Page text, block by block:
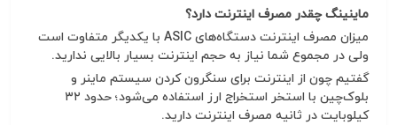
ماینینگ چقدر مصرف اینترنت دارد؟
میزان مصرف اینترنت دستگاه‌های ASIC با یکدیگر متفاوت است
ولی در مجموع شما نیاز به حجم اینترنت بسیار بالایی ندارید.
گفتیم چون از اینترنت برای سنگرون کردن سیستم ماینر و
بلوک‌چین با استخر استخراج ارز استفاده می‌شود؛ حدود ۳۲
کیلوبایت در ثانیه مصرف اینترنت دارید.